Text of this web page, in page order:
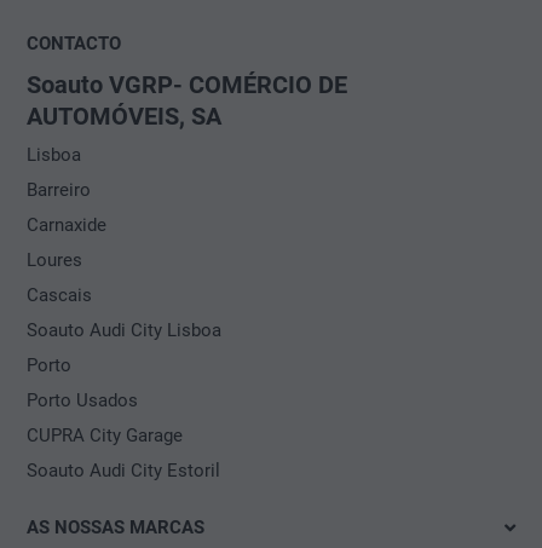
CONTACTO
Soauto VGRP- COMÉRCIO DE
AUTOMÓVEIS, SA
Lisboa
Barreiro
Carnaxide
Loures
Cascais
Soauto Audi City Lisboa
Porto
Porto Usados
CUPRA City Garage
Soauto Audi City Estoril
AS NOSSAS MARCAS